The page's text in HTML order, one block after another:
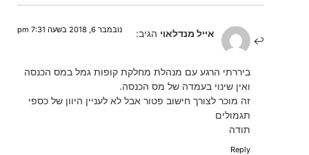
אייל מנדלאוי הגיב: נובמבר 6, 2018 בשעה 7:31 pm
ביררתי הרגע עם מנהלת מחלקת קופות גמל במס הכנסה
ואין שינוי בעמדה של מס הכנסה.
זה מוכר לצורך חישוב פטור אבל לא לעניין היוון של כספי
תגמולים
תודה
Reply